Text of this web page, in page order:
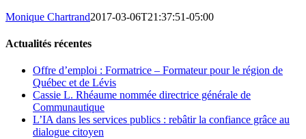
Monique Chartrand2017-03-06T21:37:51-05:00
Actualités récentes
Offre d’emploi : Formatrice – Formateur pour le région de
Québec et de Lévis
Cassie L. Rhéaume nommée directrice générale de
Communautique
L’IA dans les services publics : rebâtir la confiance grâce au
dialogue citoyen